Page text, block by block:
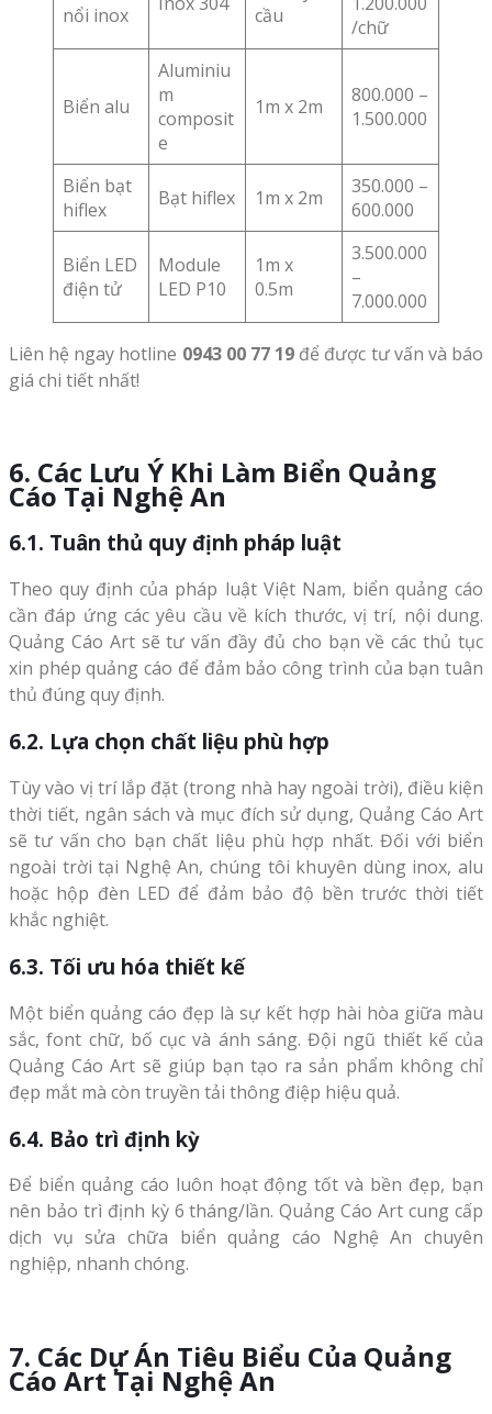
nổi inox
cầu
/chữ
Biển alu
Aluminiu
m
composit
e
1m x 2m
800.000 –
1.500.000
Biển bạt
hiflex
Bạt hiflex 1m x 2m
350.000 –
600.000
Biển LED
điện tử
Module
LED P10
1m x
0.5m
3.500.000
–
7.000.000
Liên hệ ngay hotline 0943 00 77 19 để được tư vấn và báo
giá chi tiết nhất!
6. Các Lưu Ý Khi Làm Biển Quảng
Cáo Tại Nghệ An
6.1. Tuân thủ quy định pháp luật
Theo quy định của pháp luật Việt Nam, biển quảng cáo
cần đáp ứng các yêu cầu về kích thước, vị trí, nội dung.
Quảng Cáo Art sẽ tư vấn đầy đủ cho bạn về các thủ tục
xin phép quảng cáo để đảm bảo công trình của bạn tuân
thủ đúng quy định.
6.2. Lựa chọn chất liệu phù hợp
Tùy vào vị trí lắp đặt (trong nhà hay ngoài trời), điều kiện
thời tiết, ngân sách và mục đích sử dụng, Quảng Cáo Art
sẽ tư vấn cho bạn chất liệu phù hợp nhất. Đối với biển
ngoài trời tại Nghệ An, chúng tôi khuyên dùng inox, alu
hoặc hộp đèn LED để đảm bảo độ bền trước thời tiết
khắc nghiệt.
6.3. Tối ưu hóa thiết kế
Một biển quảng cáo đẹp là sự kết hợp hài hòa giữa màu
sắc, font chữ, bố cục và ánh sáng. Đội ngũ thiết kế của
Quảng Cáo Art sẽ giúp bạn tạo ra sản phẩm không chỉ
đẹp mắt mà còn truyền tải thông điệp hiệu quả.
6.4. Bảo trì định kỳ
Để biển quảng cáo luôn hoạt động tốt và bền đẹp, bạn
nên bảo trì định kỳ 6 tháng/lần. Quảng Cáo Art cung cấp
dịch vụ sửa chữa biển quảng cáo Nghệ An chuyên
nghiệp, nhanh chóng.
7. Các Dự Án Tiêu Biểu Của Quảng
Cáo Art Tại Nghệ An